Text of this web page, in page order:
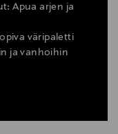
Apua arjen ja
väripaletti
ja vanhoihin